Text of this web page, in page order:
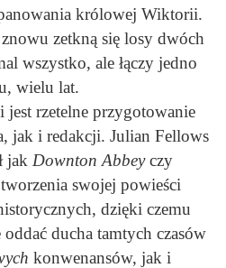
królowej Wiktorii.
zetkną się losy dwóch
wszystko, ale łączy jedno
wielu lat.
rzetelne przygotowanie
jak i redakcji. Julian Fellows
jak Downton Abbeyczy
swojej powieści
dzięki czemu
ducha tamtych czasów
konwenansów, jak i